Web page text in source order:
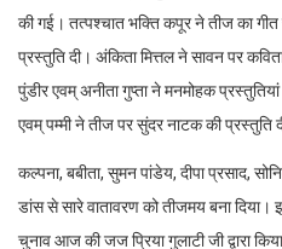
की गई। तत्पश्चात भक्ति कपूर ने तीज का
प्रस्तुति दी। अंकिता मित्तल ने सावन पर
पुंडीर एवम् अनीता गुप्ता ने मनमोहक प्रस्तुतियां
एवम् पम्मी ने तीज पर सुंदर नाटक की प्रस्तुति
कल्पना, बबीता, सुमन पांडेय, दीपा प्रसाद,
डांस से सारे वातावरण को तीजमय बना दिया।
चुनाव आज की जज प्रिया गुलाटी जी द्वारा